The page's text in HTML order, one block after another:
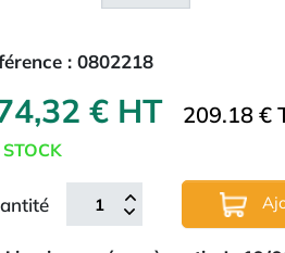
: 0802218
€ HT 209.18 €
STOCK